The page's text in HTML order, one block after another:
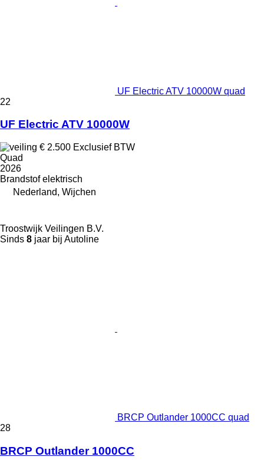
UF Electric ATV 10000W quad
22
UF Electric ATV 10000W
€ 2.500 Exclusief BTW
Quad
2026
Brandstof elektrisch
Nederland, Wijchen
Troostwijk Veilingen B.V.
Sinds 8 jaar bij Autoline
BRCP Outlander 1000CC quad
28
BRCP Outlander 1000CC